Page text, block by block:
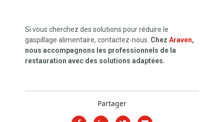
Si vous cherchez des solutions pour réduire le
gaspillage alimentaire, contactez-nous. Chez Araven,
nous accompagnons les professionnels de la
restauration avec des solutions adaptées.
Partager